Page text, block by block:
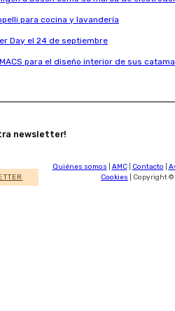
para cocina y lavandería
Day el 24 de septiembre
para el diseño interior de sus
newsletter!
Quiénes somos AMC| Contacto
Cookies | Copyright